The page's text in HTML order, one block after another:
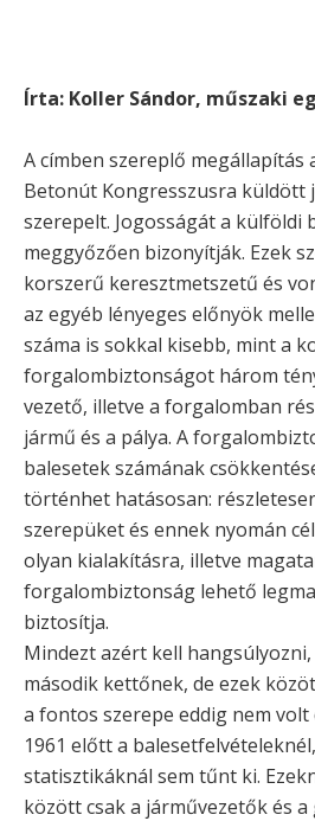
Írta: Koller Sándor, műszaki
A címben szereplő megállapítás
Betonút Kongresszusra küldött
szerepelt. Jogosságát a külföldi
meggyőzően bizonyítják. Ezek
korszerű keresztmetszetű és
az egyéb lényeges előnyök
száma is sokkal kisebb, mint a
forgalombiztonságot három
vezető, illetve a forgalomban
jármű és a pálya. A
balesetek számának
történhet hatásosan:
szerepüket és ennek nyomán
olyan kialakításra, illetve
forgalombiztonság lehető
biztosítja.
Mindezt azért kell
második kettőnek, de ezek
a fontos szerepe eddig nem
1961 előtt a
statisztikáknál sem tűnt ki.
között csak a járművezetők és